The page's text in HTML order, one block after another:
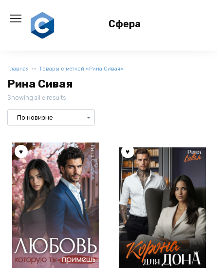
содержанию
Сфера
Главная Товары с меткой «Рина Сивая»
Рина Сивая
Showing all 6 results